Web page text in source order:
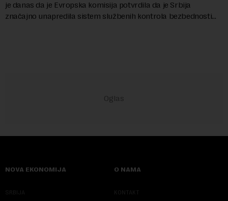
je danas da je Evropska komisija potvrdila da je Srbija
značajno unapredila sistem službenih kontrola bezbednosti
NOVA EKONOMIJA
SRBIJA
O NAMA
KONTAKT